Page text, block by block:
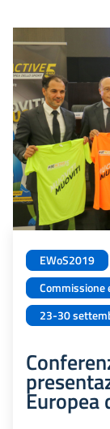
EWoS2019
Commissione
23-30